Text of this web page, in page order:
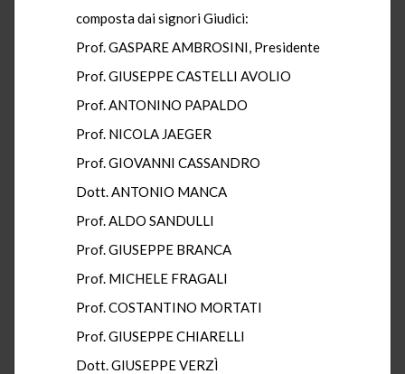
composta dai signori Giudici:
Prof. GASPARE AMBROSINI, Presidente
Prof. GIUSEPPE CASTELLI AVOLIO
Prof. ANTONINO PAPALDO
Prof. NICOLA JAEGER
Prof. GIOVANNI CASSANDRO
Dott. ANTONIO MANCA
Prof. ALDO SANDULLI
Prof. GIUSEPPE BRANCA
Prof. MICHELE FRAGALI
Prof. COSTANTINO MORTATI
Prof. GIUSEPPE CHIARELLI
Dott. GIUSEPPE VERZÌ